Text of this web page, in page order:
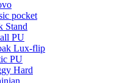
pocket
Stand
PU
Lux-flip
PU
Hard